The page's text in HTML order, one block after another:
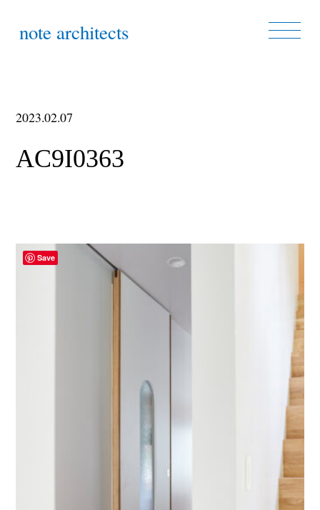
note architects
2023.02.07
AC9I0363
Save